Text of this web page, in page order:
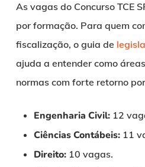
As vagas do Concurso TCE
por formação. Para quem
fiscalização, o guia de
ajuda a entender como
normas com forte retorno
Engenharia Civil:12
Ciências Contábeis:11
Direito:10 vagas.